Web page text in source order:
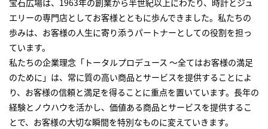
宝石広場は、1963年の創業から半世紀以上にわたり、時計とジュ
エリーの専門店としてお客様とともに歩んできました。私たちの
歩みは、お客様の人生に寄り添うパートナーとしての役割を担っ
ています。
私たちの企業理念「トータルプロデュース ～全てはお客様の満足
のために」は、常に質の高い商品とサービスを提供することによ
り、お客様の信頼と満足を得ることに重点を置いています。長年の
経験とノウハウを活かし、価値ある商品とサービスを提供するこ
とで、お客様の大切な瞬間を特別なものに変えていきます。